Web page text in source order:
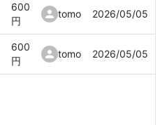
600
円
tomo 2026/05/05
600
円
tomo 2026/05/05